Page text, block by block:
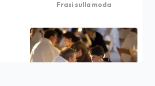
Frasi sulla moda